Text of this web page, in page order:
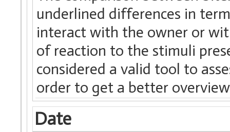
underlined differences in
interact with the owner or
of reaction to the stimuli
considered a valid tool to
order to get a better
Date